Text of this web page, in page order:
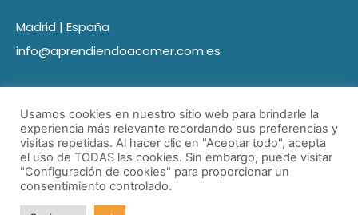
Madrid | España
info@aprendiendoacomer.com.es
© Aprendiendo a comer 2021 Todos los derechos reservados
Usamos cookies en nuestro sitio web para brindarle la
experiencia más relevante recordando sus preferencias y
visitas repetidas. Al hacer clic en "Aceptar todo", acepta
el uso de TODAS las cookies. Sin embargo, puede visitar
"Configuración de cookies" para proporcionar un
consentimiento controlado.